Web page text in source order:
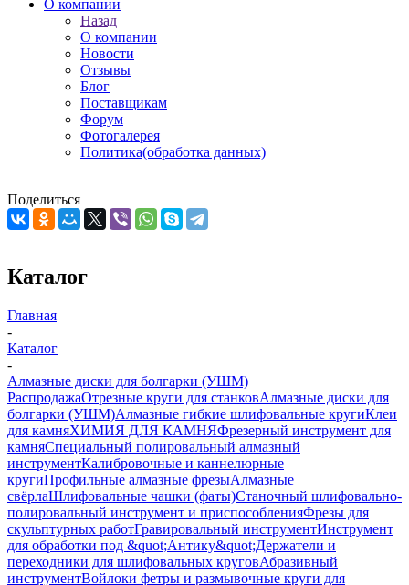
О компании
Назад
О компании
Новости
Отзывы
Блог
Поставщикам
Форум
Фотогалерея
Политика(обработка данных)
Поделиться
Каталог
Главная
-
Каталог
-
Алмазные диски для болгарки (УШМ)
РаспродажаОтрезные круги для станковАлмазные диски для
болгарки (УШМ)Алмазные гибкие шлифовальные кругиКлеи
для камняХИМИЯ ДЛЯ КАМНЯФрезерный инструмент для
камняСпециальный полировальный алмазный
инструментКалибровочные и каннелюрные
кругиПрофильные алмазные фрезыАлмазные
свёрлаШлифовальные чашки (фаты)Станочный шлифовально-
полировальный инструмент и приспособленияФрезы для
скульптурных работГравировальный инструментИнструмент
для обработки под &quot;Антику&quot;Держатели и
переходники для шлифовальных круговАбразивный
инструментВойлоки фетры и размывочные круги для